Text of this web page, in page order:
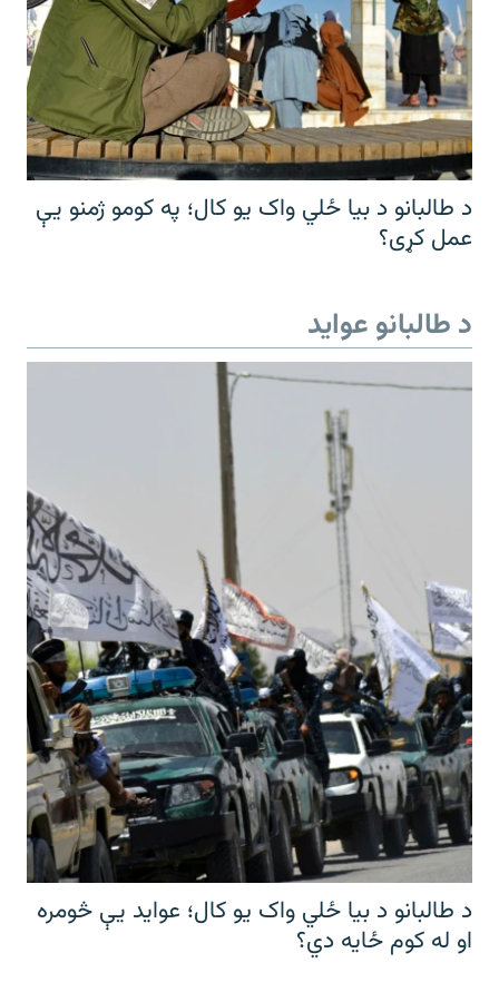
د طالبانو د بیا ځلي واک یو کال؛ په کومو ژمنو یې
عمل کړی؟
د طالبانو عواید
د طالبانو د بیا ځلي واک یو کال؛ عواید یې څومره
او له کوم ځایه دي؟